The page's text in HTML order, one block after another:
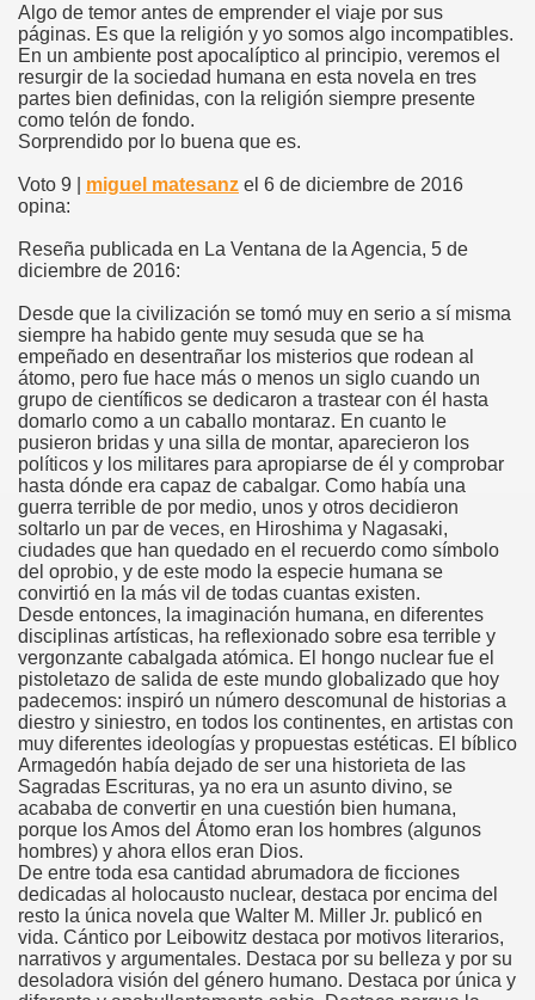
Algo de temor antes de emprender el viaje por sus
páginas. Es que la religión y yo somos algo incompatibles.
En un ambiente post apocalíptico al principio, veremos el
resurgir de la sociedad humana en esta novela en tres
partes bien definidas, con la religión siempre presente
como telón de fondo.
Sorprendido por lo buena que es.
Voto 9 | miguel matesanz el 6 de diciembre de 2016
opina:
Reseña publicada en La Ventana de la Agencia, 5 de
diciembre de 2016:
Desde que la civilización se tomó muy en serio a sí misma
siempre ha habido gente muy sesuda que se ha
empeñado en desentrañar los misterios que rodean al
átomo, pero fue hace más o menos un siglo cuando un
grupo de científicos se dedicaron a trastear con él hasta
domarlo como a un caballo montaraz. En cuanto le
pusieron bridas y una silla de montar, aparecieron los
políticos y los militares para apropiarse de él y comprobar
hasta dónde era capaz de cabalgar. Como había una
guerra terrible de por medio, unos y otros decidieron
soltarlo un par de veces, en Hiroshima y Nagasaki,
ciudades que han quedado en el recuerdo como símbolo
del oprobio, y de este modo la especie humana se
convirtió en la más vil de todas cuantas existen.
Desde entonces, la imaginación humana, en diferentes
disciplinas artísticas, ha reflexionado sobre esa terrible y
vergonzante cabalgada atómica. El hongo nuclear fue el
pistoletazo de salida de este mundo globalizado que hoy
padecemos: inspiró un número descomunal de historias a
diestro y siniestro, en todos los continentes, en artistas con
muy diferentes ideologías y propuestas estéticas. El bíblico
Armagedón había dejado de ser una historieta de las
Sagradas Escrituras, ya no era un asunto divino, se
acababa de convertir en una cuestión bien humana,
porque los Amos del Átomo eran los hombres (algunos
hombres) y ahora ellos eran Dios.
De entre toda esa cantidad abrumadora de ficciones
dedicadas al holocausto nuclear, destaca por encima del
resto la única novela que Walter M. Miller Jr. publicó en
vida. Cántico por Leibowitz destaca por motivos literarios,
narrativos y argumentales. Destaca por su belleza y por su
desoladora visión del género humano. Destaca por única y